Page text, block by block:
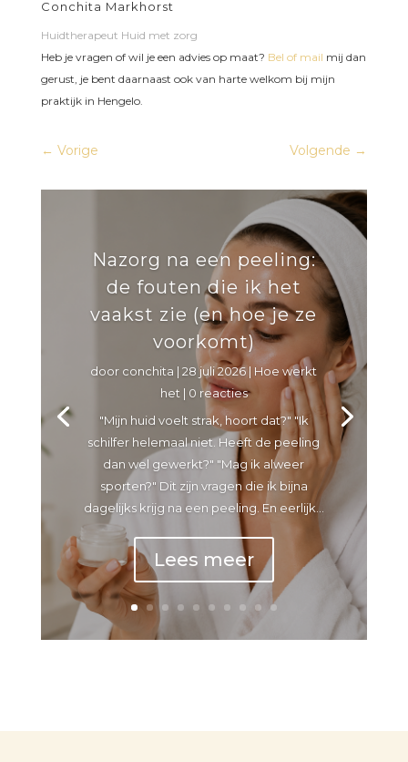
Conchita Markhorst
Huidtherapeut Huid met zorg
Heb je vragen of wil je een advies op maat? Bel of mail mij dan
gerust, je bent daarnaast ook van harte welkom bij mijn
praktijk in Hengelo.
← Vorige Volgende →
Nazorg na een peeling:
de fouten die ik het
vaakst zie (en hoe je ze
voorkomt)
door conchita |28 juli 2026 | Hoe werkt
het| 0 reacties
"Mijn huid voelt strak, hoort dat?" "Ik
schilfer helemaal niet. Heeft de peeling
dan wel gewerkt?" "Mag ik alweer
sporten?" Dit zijn vragen die ik bijna
dagelijks krijg na een peeling. En eerlijk...
Lees meer